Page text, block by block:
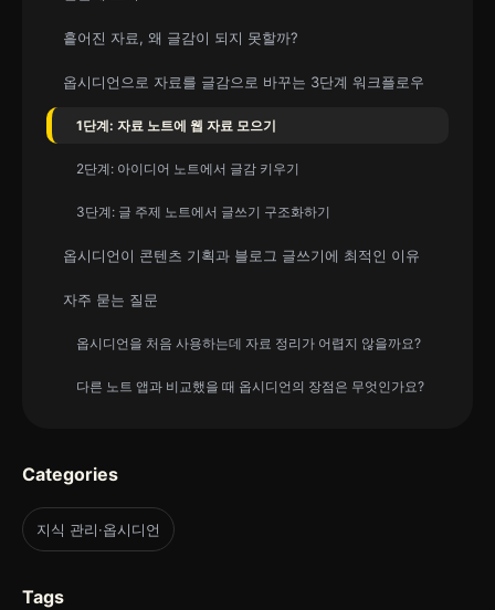
흩어진 자료, 왜 글감이 되지 못할까?
옵시디언으로 자료를 글감으로 바꾸는 3단계 워크플로우
1단계: 자료 노트에 웹 자료 모으기
2단계: 아이디어 노트에서 글감 키우기
3단계: 글 주제 노트에서 글쓰기 구조화하기
옵시디언이 콘텐츠 기획과 블로그 글쓰기에 최적인 이유
자주 묻는 질문
옵시디언을 처음 사용하는데 자료 정리가 어렵지 않을까요?
다른 노트 앱과 비교했을 때 옵시디언의 장점은 무엇인가요?
Categories
지식 관리·옵시디언
Tags